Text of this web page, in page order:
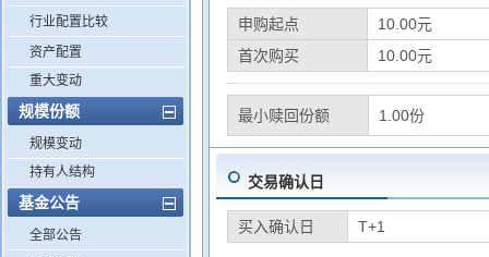
行业配置比较
资产配置
重大变动
规模份额
规模变动
持有人结构
基金公告
全部公告
申购起点
10.00元
首次购买
10.00元
最小赎回份额 1.00份
交易确认日
买入确认日 T+1